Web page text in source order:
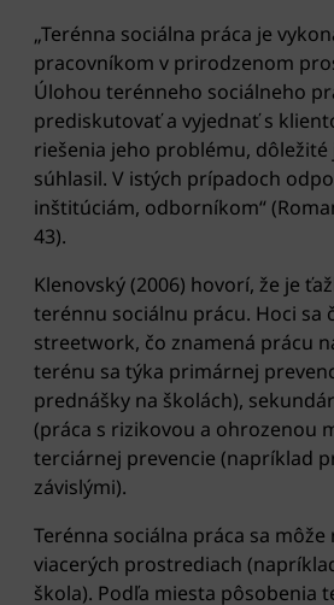
„Terénna sociálna práca je
pracovníkom v prirodzenom
Úlohou terénneho sociálneho
prediskutovať a vyjednať s
riešenia jeho problému, dôležité
súhlasil. V istých prípadoch
inštitúciám, odborníkom“
43).
Klenovský (2006) hovorí, že je
terénnu sociálnu prácu. Hoci sa
streetwork, čo znamená prácu
terénu sa týka primárnej
prednášky na školách),
(práca s rizikovou a ohrozenou
terciárnej prevencie (napríklad
závislými).
Terénna sociálna práca sa môže
viacerých prostrediach
škola). Podľa miesta pôsobenia